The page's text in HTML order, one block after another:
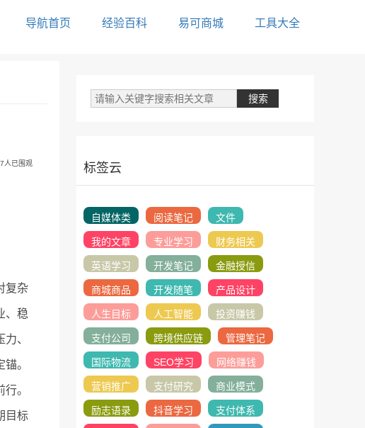
导航首页 经验百科 易可商城 工具大全
人已围观
复杂
、稳
、
。
。
目标
标签云
自媒体类 阅读笔记 文件
我的文章 专业学习 财务相关
英语学习 开发笔记 金融授信
商城商品 开发随笔 产品设计
人生目标 人工智能 投资赚钱
支付公司 跨境供应链 管理笔记
国际物流 SEO学习 网络赚钱
营销推广 支付研究 商业模式
励志语录 抖音学习 支付体系